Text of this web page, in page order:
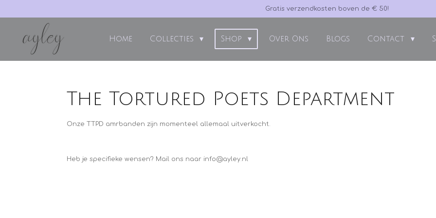
hoofdinhoud
Gratis verzendkosten boven de € 50!
Home Collecties Shop Over Ons Blogs Contact
The Tortured Poets Department
Onze TTPD amrbanden zijn momenteel allemaal uitverkocht.
Heb je specifieke wensen? Mail ons naar info@ayley.nl